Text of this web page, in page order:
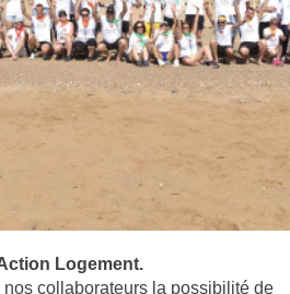
Logement.
collaborateurs la possibilité de